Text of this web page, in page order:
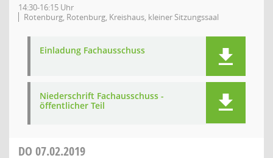
14:30-16:15 Uhr
Rotenburg, Rotenburg, Kreishaus, kleiner Sitzungssaal
Einladung Fachausschuss
Niederschrift Fachausschuss -
öffentlicher Teil
DO 07.02.2019